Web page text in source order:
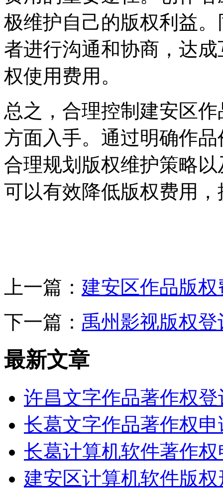
极维护自己的版权利益
者进行沟通和协商，达
权使用费用。
总之，合理控制建安区
方面入手。通过明确作
合理规划版权维护策略
可以有效降低版权费用
上一篇： 建安区作品版
下一篇： 禹州影视版权
最新文章
许昌文字作品著作权
长葛文字作品著作权
长葛计算机软件著作
建安区计算机软件版